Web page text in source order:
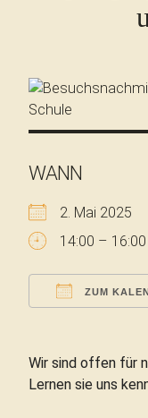
WANN
2. Mai 2025
14:00 – 16:00
ZUM
Wir sind offen für
Lernen sie uns